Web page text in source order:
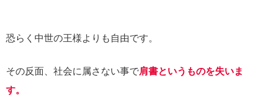
恐らく中世の王様よりも自由です。
その反面、社会に属さない事で肩書というものを失いま
す。